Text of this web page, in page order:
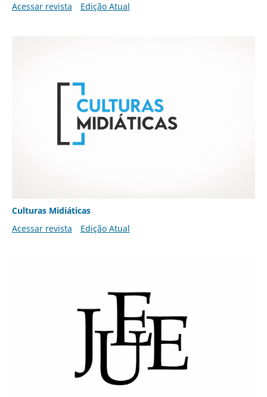
Acessar revista
Edição Atual
Culturas Midiáticas
Acessar revista
Edição Atual